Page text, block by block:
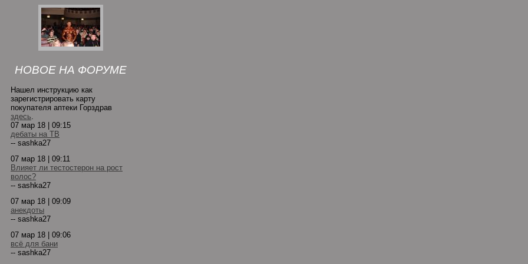
НОВОЕ НА ФОРУМЕ
Нашел инструкцию как
зарегистрировать карту
покупателя аптеки Горздрав
здесь.
07 мар 18 | 09:15
дебаты на ТВ
-- sashka27
07 мар 18 | 09:11
Влияет ли тестостерон на рост
волос?
-- sashka27
07 мар 18 | 09:09
анекдоты
-- sashka27
07 мар 18 | 09:06
всё для бани
-- sashka27